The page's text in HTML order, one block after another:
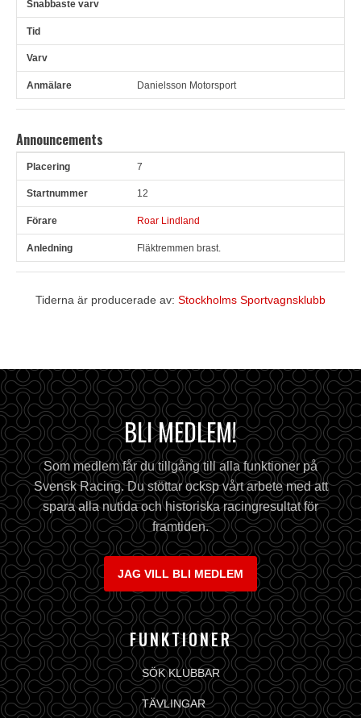
Danielsson Motorsport
Announcements
Pl Snr 7
12
Roar Lindland
Fläktremmen brast.
Tiderna är producerade av: Stockholms Sportvagnsklubb
BLI MEDLEM!
Som medlem får du tillgång till alla funktioner på
Svensk Racing. Du stöttar ocksp vårt arbete med att
spara alla nutida och historiska racingresultat för
framtiden.
JAG VILL BLI MEDLEM
FUNKTIONER
SÖK KLUBBAR
TÄVLINGAR